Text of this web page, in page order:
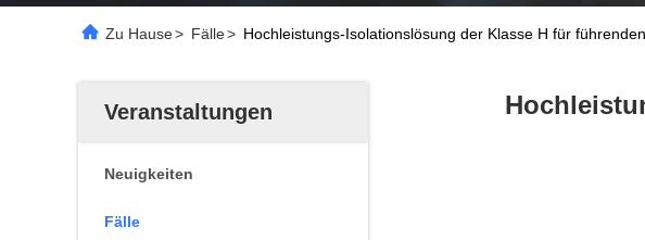
Zu Hause> Fälle> Hochleistungs-Isolationslösung der Klasse H für
Veranstaltungen
Neuigkeiten
Fälle